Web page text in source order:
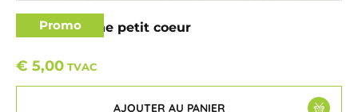
Promo
Septaria jaune petit coeur
€ 5,00 TVAC
AJOUTER AU PANIER